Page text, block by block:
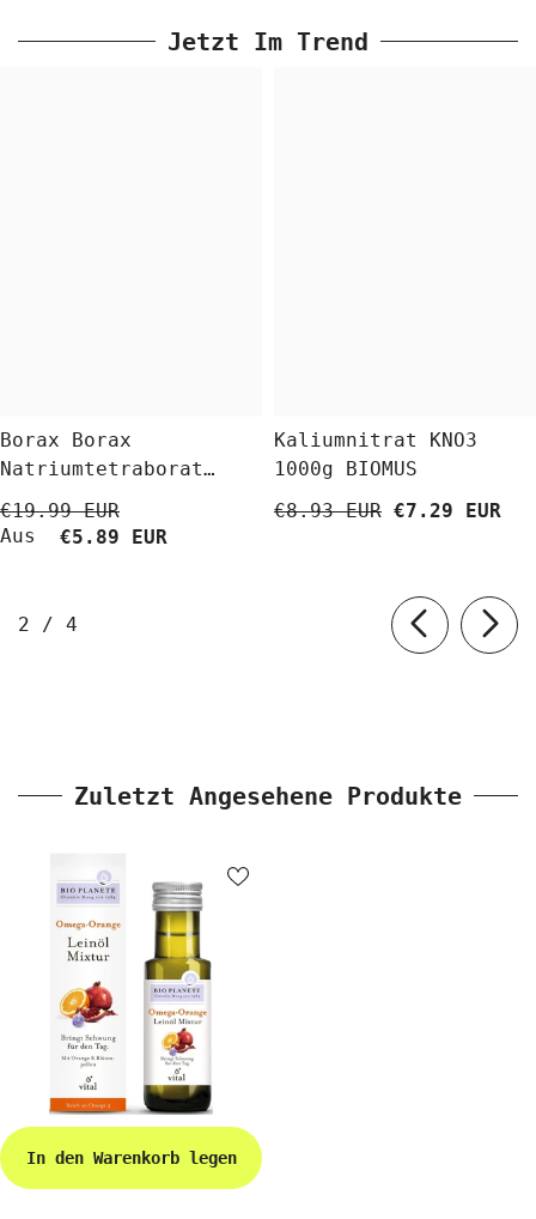
Jetzt Im Trend
Borax Borax
Natriumtetraborat
BioLaboratorium
€19.99 EUR
Aus
€5.89 EUR
Kaliumnitrat KNO3
1000g BIOMUS
€8.93 EUR €7.29 EUR
2 / von
4
Zuletzt Angesehene Produkte
In den Warenkorb legen